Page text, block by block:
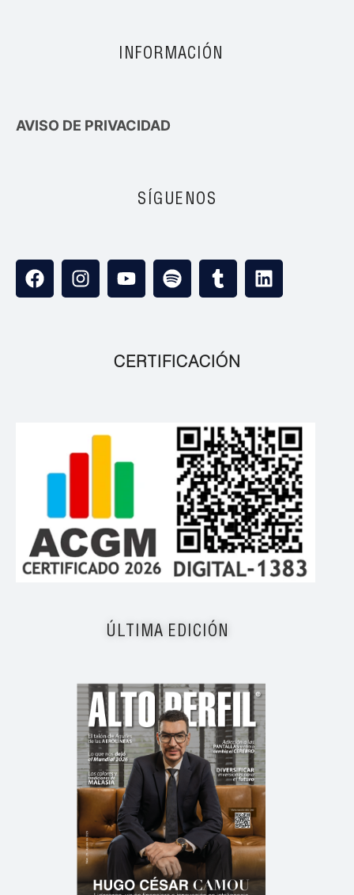
INFORMACIÓN
AVISO DE PRIVACIDAD
SÍGUENOS
CERTIFICACIÓN
ÚLTIMA EDICIÓN